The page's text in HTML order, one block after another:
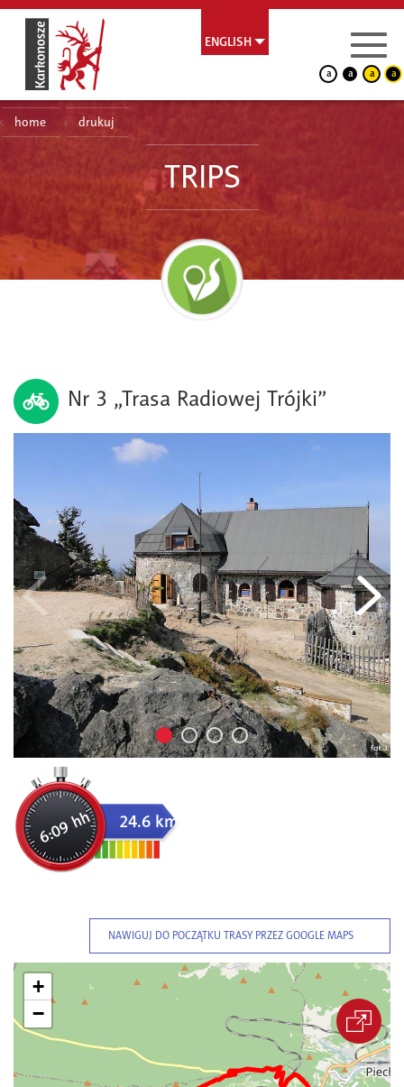
ENGLISH
a a a a
home drukuj
TRIPS
Nr 3 „Trasa Radiowej Trójki”
6:09 hh 24.6 km
NAWIGUJ DO POCZĄTKU TRASY PRZEZ GOOGLE MAPS
+
−